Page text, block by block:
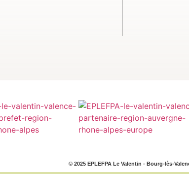
© 2025 EPLEFPA Le Valentin - Bourg-lès-